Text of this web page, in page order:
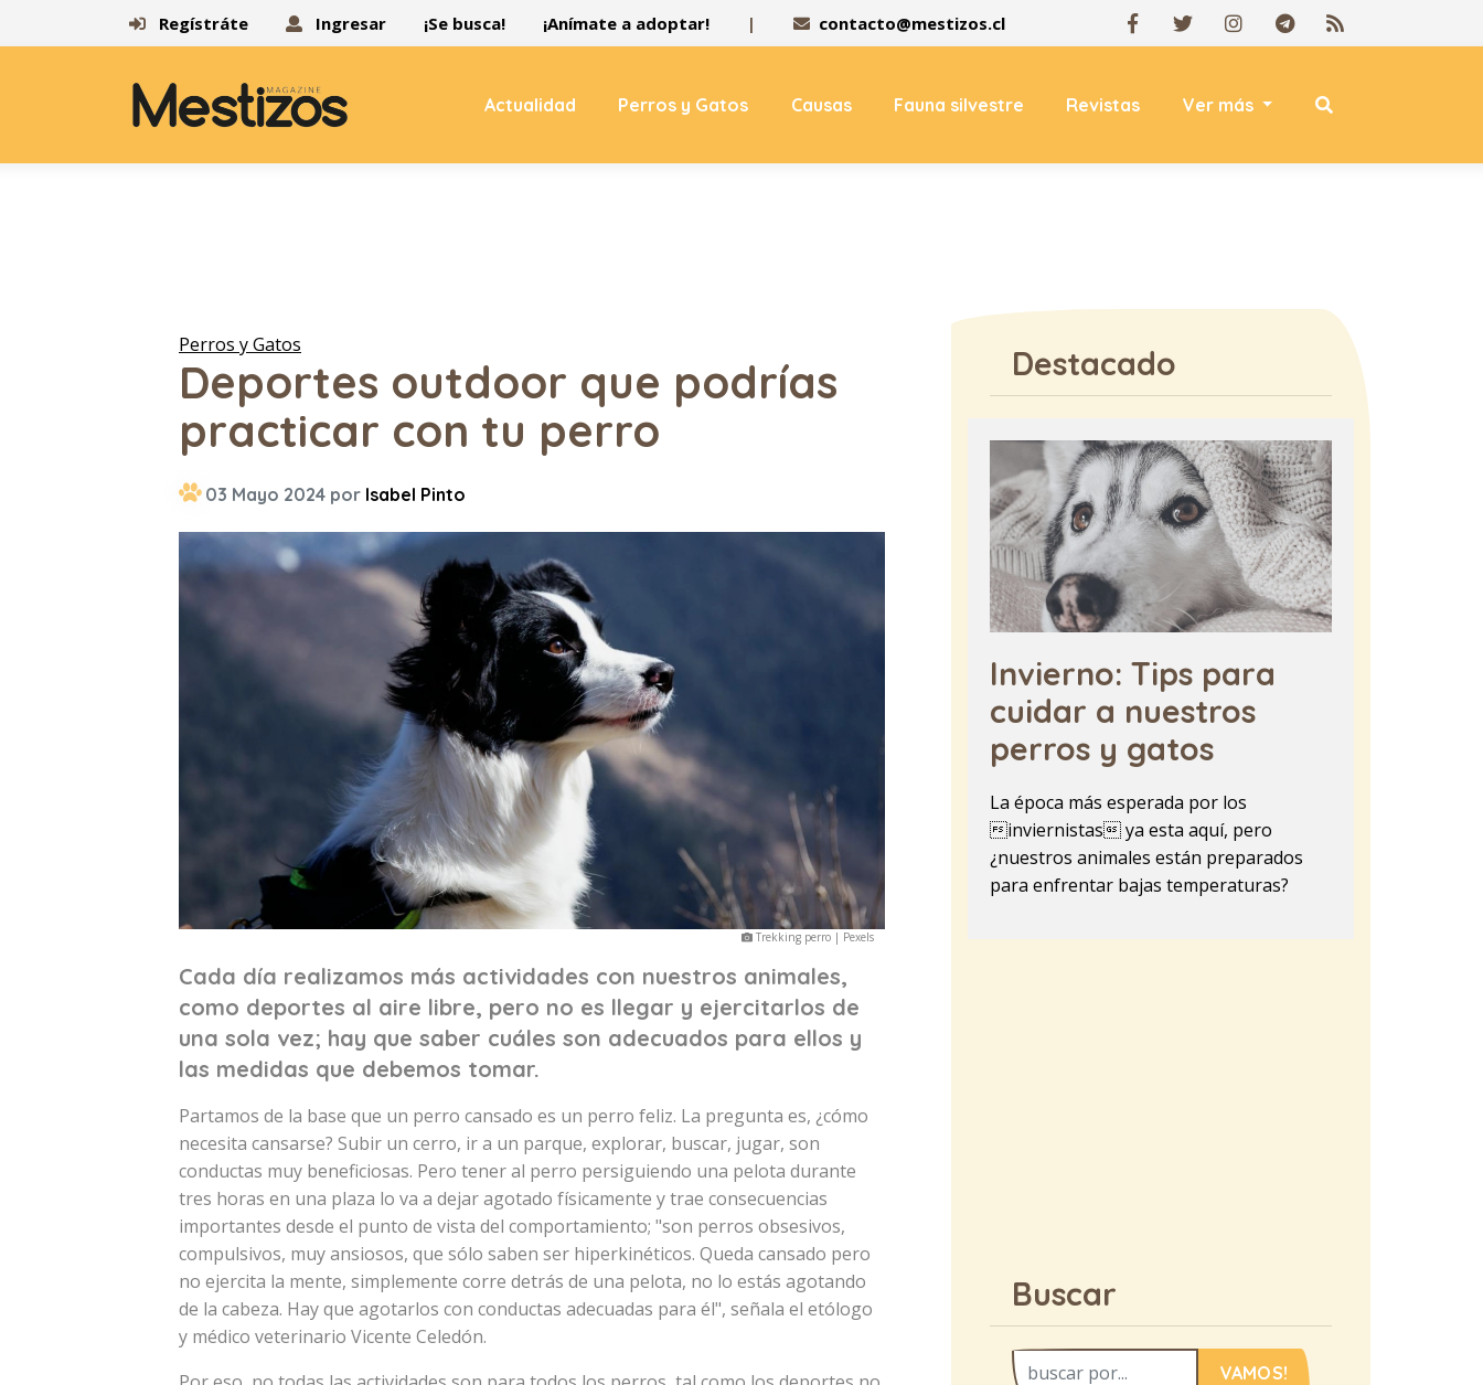
Regístráte Ingresar ¡Se busca! ¡Anímate a adoptar! | contacto@mestizos.cl
Actualidad Perros y Gatos Causas Fauna silvestre Revistas Ver más
Perros y Gatos
Deportes outdoor que podrías
practicar con tu perro
03 Mayo 2024 por Isabel Pinto
Trekking perro | Pexels
Cada día realizamos más actividades con nuestros animales,
como deportes al aire libre, pero no es llegar y ejercitarlos de
una sola vez; hay que saber cuáles son adecuados para ellos y
las medidas que debemos tomar.
Partamos de la base que un perro cansado es un perro feliz. La pregunta es, ¿cómo
necesita cansarse? Subir un cerro, ir a un parque, explorar, buscar, jugar, son
conductas muy beneficiosas. Pero tener al perro persiguiendo una pelota durante
tres horas en una plaza lo va a dejar agotado físicamente y trae consecuencias
importantes desde el punto de vista del comportamiento; "son perros obsesivos,
compulsivos, muy ansiosos, que sólo saben ser hiperkinéticos. Queda cansado pero
no ejercita la mente, simplemente corre detrás de una pelota, no lo estás agotando
de la cabeza. Hay que agotarlos con conductas adecuadas para él", señala el etólogo
y médico veterinario Vicente Celedón.
Destacado
Invierno: Tips para
cuidar a nuestros
perros y gatos
La época más esperada por los
inviernistas ya esta aquí, pero
¿nuestros animales están preparados
para enfrentar bajas temperaturas?
Buscar
VAMOS!